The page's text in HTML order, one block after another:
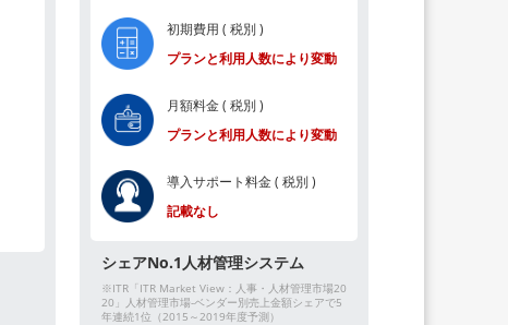
初期費用 ( 税別 )
プランと利用人数により変動
月額料金 ( 税別 )
プランと利用人数により変動
導入サポート料金( 税別 )
記載なし
シェアNo.1人材管理システム
※ITR「ITR Market View：人事・人材管理市場20
20」人材管理市場-ベンダー別売上金額シェアで5
年連続1位（2015～2019年度予測）